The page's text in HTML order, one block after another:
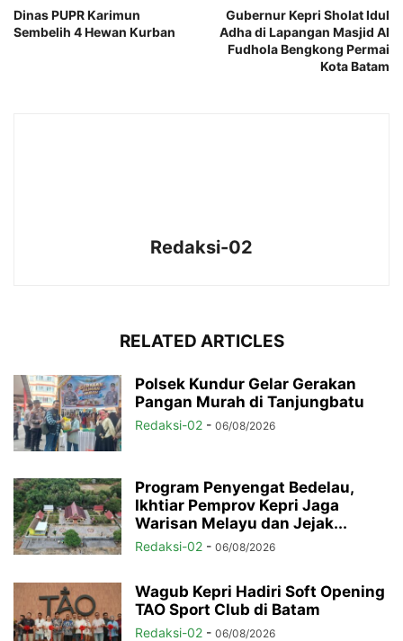
Dinas PUPR Karimun
Sembelih 4 Hewan Kurban
Gubernur Kepri Sholat Idul
Adha di Lapangan Masjid Al
Fudhola Bengkong Permai
Kota Batam
Redaksi-02
RELATED ARTICLES
Polsek Kundur Gelar Gerakan
Pangan Murah di Tanjungbatu
Redaksi-02 - 06/08/2026
Program Penyengat Bedelau,
Ikhtiar Pemprov Kepri Jaga
Warisan Melayu dan Jejak...
Redaksi-02 - 06/08/2026
Wagub Kepri Hadiri Soft Opening
TAO Sport Club di Batam
Redaksi-02 - 06/08/2026